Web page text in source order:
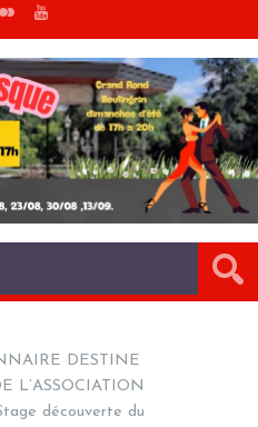
DESTINE
L’ASSOCIATION
découverte du